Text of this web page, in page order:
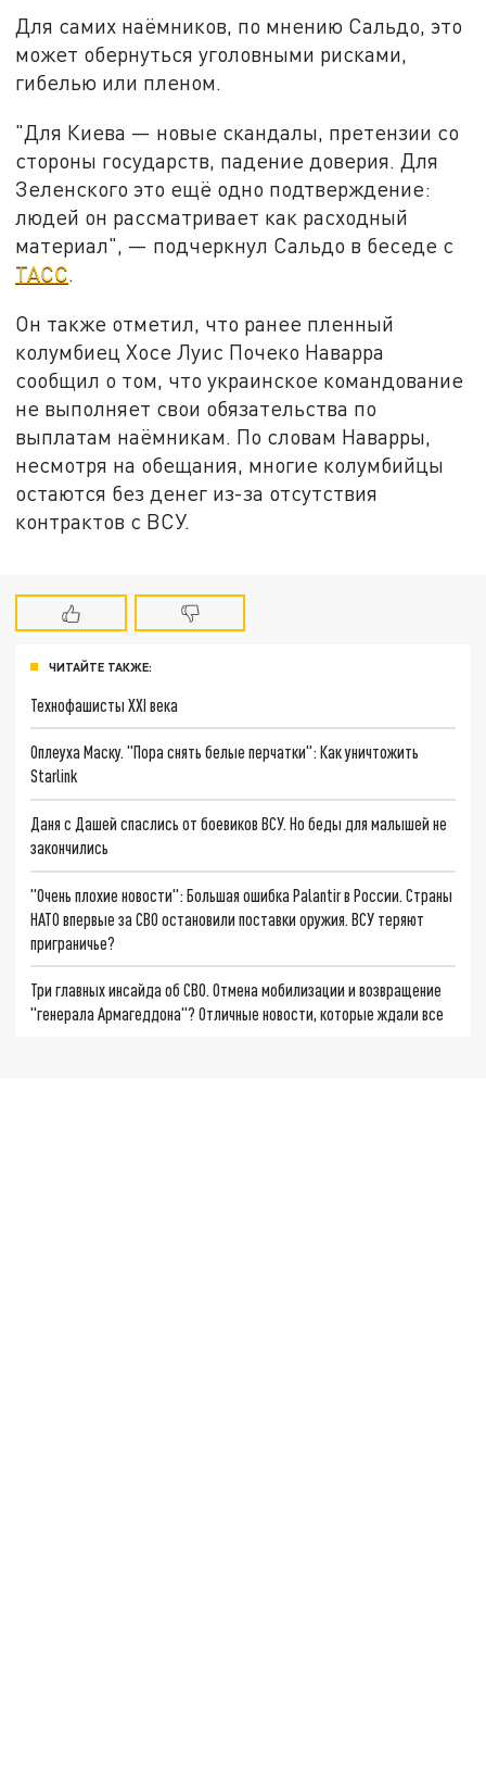
Для самих наёмников, по мнению Сальдо, это
может обернуться уголовными рисками,
гибелью или пленом.
"Для Киева — новые скандалы, претензии со
стороны государств, падение доверия. Для
Зеленского это ещё одно подтверждение:
людей он рассматривает как расходный
материал", — подчеркнул Сальдо в беседе с
ТАСС.
Он также отметил, что ранее пленный
колумбиец Хосе Луис Почеко Наварра
сообщил о том, что украинское командование
не выполняет свои обязательства по
выплатам наёмникам. По словам Наварры,
несмотря на обещания, многие колумбийцы
остаются без денег из-за отсутствия
контрактов с ВСУ.
ЧИТАЙТЕ ТАКЖЕ:
Технофашисты XXI века
Оплеуха Маску. "Пора снять белые перчатки": Как уничтожить
Starlink
Даня с Дашей спаслись от боевиков ВСУ. Но беды для малышей не
закончились
"Очень плохие новости": Большая ошибка Palantir в России. Страны
НАТО впервые за СВО остановили поставки оружия. ВСУ теряют
приграничье?
Три главных инсайда об СВО. Отмена мобилизации и возвращение
"генерала Армагеддона"? Отличные новости, которые ждали все